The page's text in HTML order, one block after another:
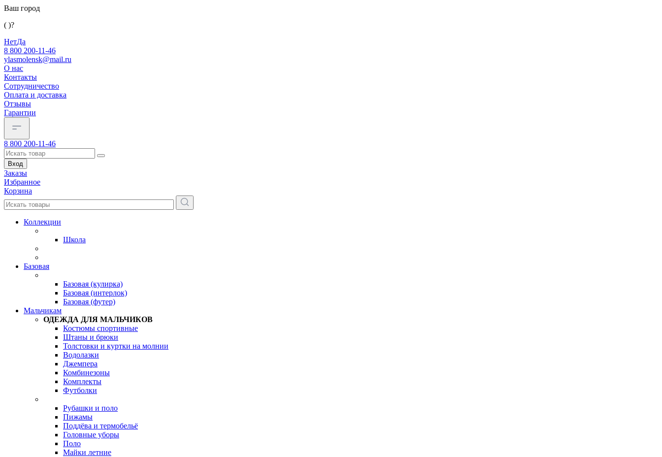
Ваш город
( )?
НетДа
8 800 200-11-46
ylasmolensk@mail.ru
О нас
Контакты
Сотрудничество
Оплата и доставка
Отзывы
Гарантии
8 800 200-11-46
Вход
Заказы
Избранное
Корзина
Коллекции
Школа
Базовая
Базовая (кулирка)
Базовая (интерлок)
Базовая (футер)
Мальчикам
ОДЕЖДА ДЛЯ МАЛЬЧИКОВ
Костюмы спортивные
Штаны и брюки
Толстовки и куртки на молнии
Водолазки
Джемпера
Комбинезоны
Комплекты
Футболки
Рубашки и поло
Пижамы
Поддёва и термобельё
Головные уборы
Поло
Майки летние